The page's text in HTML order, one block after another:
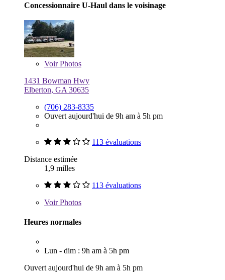
Concessionnaire U-Haul dans le voisinage
VoirPhotos
1431 Bowman Hwy
Elberton, GA 30635
(706) 283-8335
Ouvert aujourd'hui de 9h am à 5h pm
113 évaluations
Distance estimée
1,9 milles
113 évaluations
VoirPhotos
Heures normales
Lun - dim : 9h am à 5h pm
Ouvert aujourd'hui de 9h am à 5h pm